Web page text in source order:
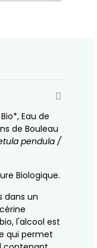
Eau de
de Bouleau
pendula /
Biologique.
dans un
l'alcool est
qui permet